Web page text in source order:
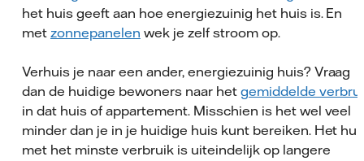
het huis geeft aan hoe energiezuinig het huis is. En
met zonnepanelen wek je zelf stroom op.
Verhuis je naar een ander, energiezuinig huis? Vraag
dan de huidige bewoners naar het gemiddelde
in dat huis of appartement. Misschien is het wel veel
minder dan je in je huidige huis kunt bereiken. Het
met het minste verbruik is uiteindelijk op langere